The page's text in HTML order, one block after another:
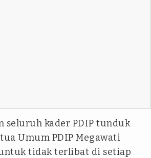
seluruh kader PDIP tunduk
Umum PDIP Megawati
tidak terlibat di setiap